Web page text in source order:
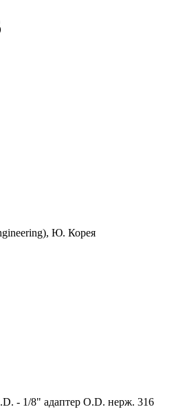
Ю. Корея
- 1/8" адаптер O.D. нерж. 316